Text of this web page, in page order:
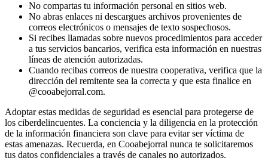
No compartas tu información personal en sitios web.
No abras enlaces ni descargues archivos provenientes de
correos electrónicos o mensajes de texto sospechosos.
Si recibes llamadas sobre nuevos procedimientos para acceder
a tus servicios bancarios, verifica esta información en nuestras
líneas de atención autorizadas.
Cuando recibas correos de nuestra cooperativa, verifica que la
dirección del remitente sea la correcta y que esta finalice en
@cooabejorral.com.
Adoptar estas medidas de seguridad es esencial para protegerse de
los ciberdelincuentes. La conciencia y la diligencia en la protección
de la información financiera son clave para evitar ser víctima de
estas amenazas. Recuerda, en Cooabejorral nunca te solicitaremos
tus datos confidenciales a través de canales no autorizados.